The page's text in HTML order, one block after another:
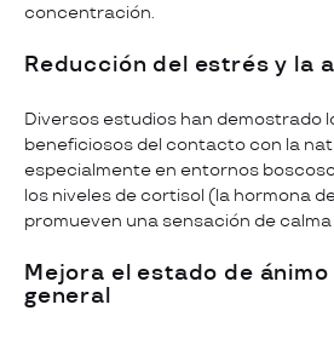
concentración.
Reducción del estrés y la
Diversos estudios han demostrado
beneficiosos del contacto con la
especialmente en entornos
los niveles de cortisol (la hormona
promueven una sensación de calma
Mejora el estado de
general